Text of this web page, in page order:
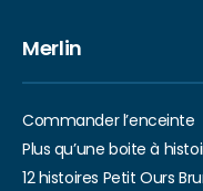
Merlin
Commander l’enceinte
Plus qu’une boite à
12 histoires Petit Ours